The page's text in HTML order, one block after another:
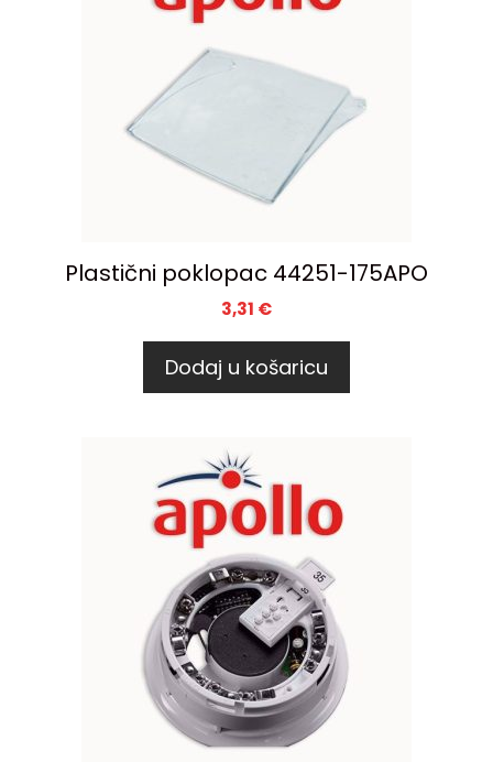
Plastični poklopac 44251-175APO
3,31 €
Dodaj u košaricu